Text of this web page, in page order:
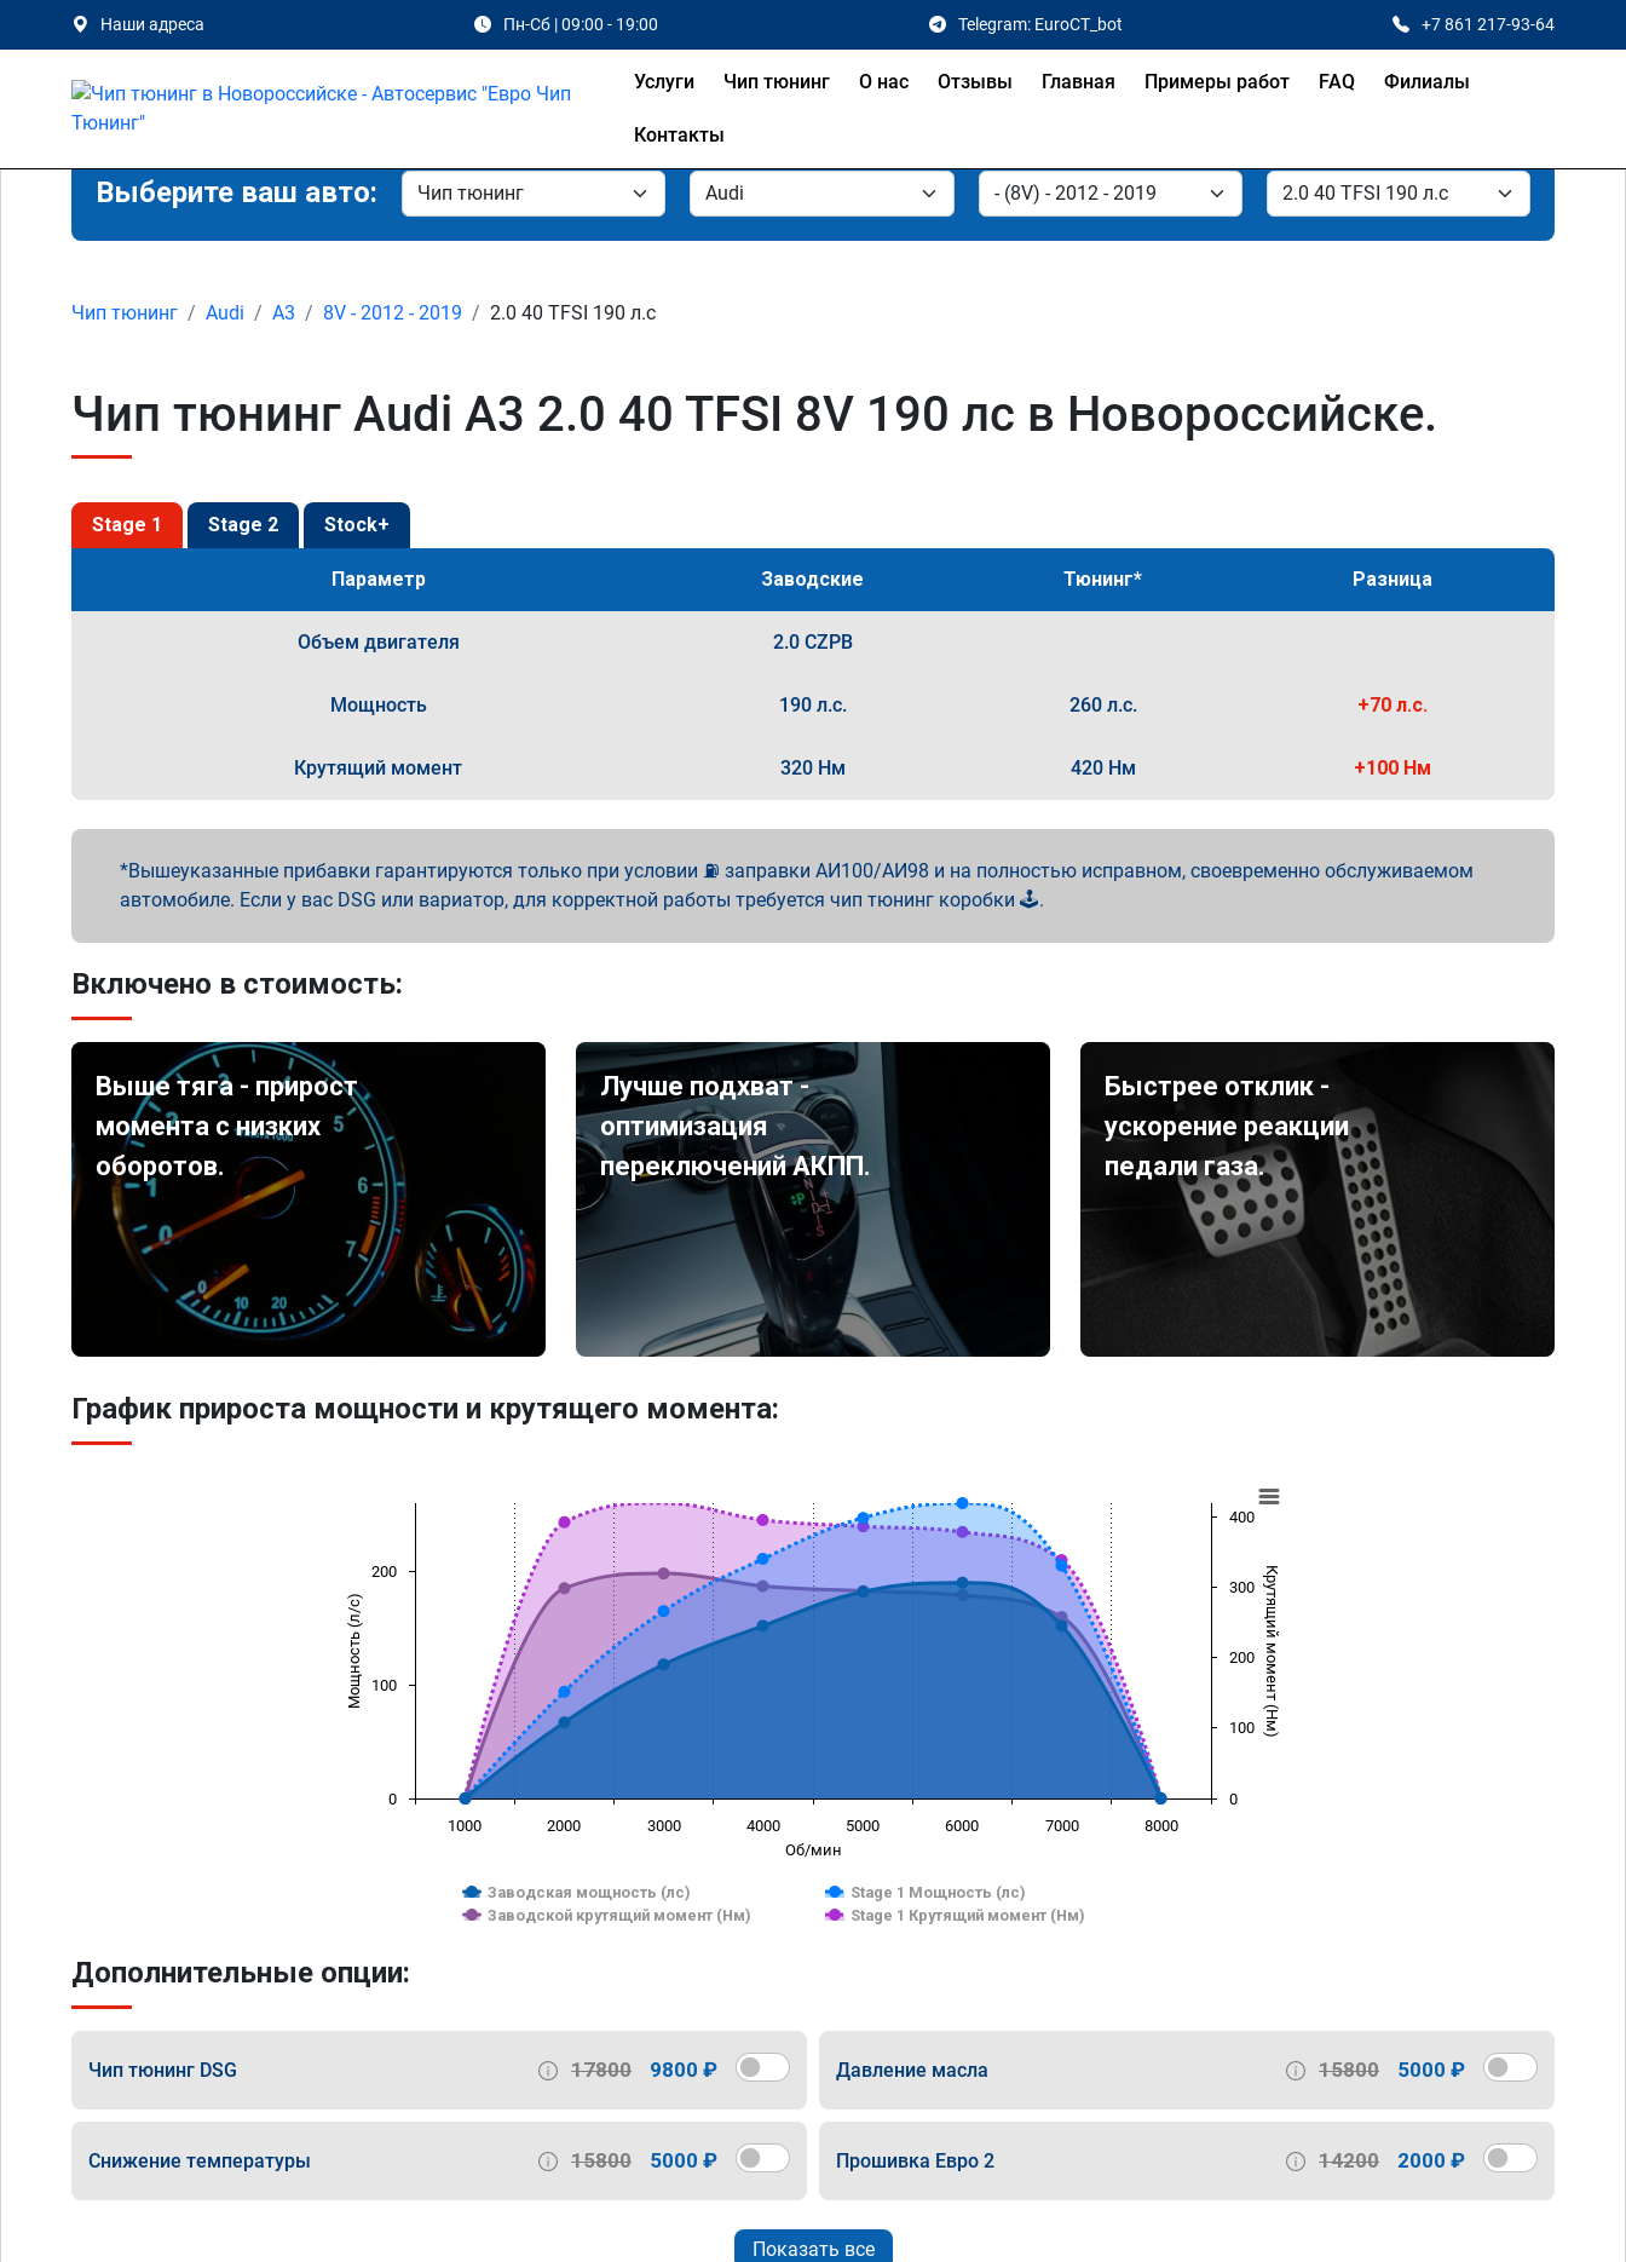
Наши адреса Пн-Сб | 09:00 - 19:00 Telegram: EuroCT_bot +7 861 217-93-64
Услуги Чип тюнинг О нас Отзывы Главная Примеры работ FAQ Филиалы
Контакты
Выберите ваш авто:
Чип тюнинг Audi A3 8V - 2012 - 2019 2.0 40 TFSI 190 л.с
Чип тюнинг Audi A3 2.0 40 TFSI 8V 190 лс в Новороссийске.
Stage 1 Stage 2 Stock+
Параметр Заводские Тюнинг* Разница
Объем двигателя 2.0 CZPB
Мощность 190 л.с. 260 л.с. +70 л.с.
Крутящий момент 320 Нм 420 Нм +100 Нм
Вышеуказанные прибавки гарантируются только при условии ⛽ заправки АИ100/АИ98 и на полностью исправном, своевременно обслуживаемом
автомобиле. Если у вас DSG или вариатор, для корректной работы требуется чип тюнинг коробки 🕹️.
Включено в стоимость:
Выше тяга - прирост
момента с низких
оборотов.
Лучше подхват -
оптимизация
переключений АКПП.
Быстрее отклик -
ускорение реакции
педали газа.
График прироста мощности и крутящего момента:
Об/мин
Мощность (л/с) Крутящий момент (Нм)
Заводская мощность (лс)
Stage 1 Мощность (лс)
Заводской крутящий момент (Нм)
Stage 1 Крутящий момент (Нм)
1000 2000 3000 4000 5000 6000 7000 8000
0
100
200
0
100
200
300
400
Дополнительные опции:
Чип тюнинг DSG 17800 9800 ₽ Давление масла 15800 5000 ₽
Снижение температуры 15800 5000 ₽ Прошивка Евро 2 14200 2000 ₽
Показать все